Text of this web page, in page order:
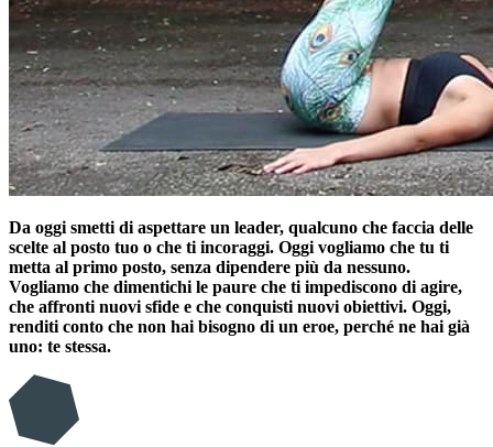
Da oggi smetti di aspettare un leader, qualcuno che faccia delle
scelte al posto tuo o che ti incoraggi. Oggi vogliamo che tu ti
metta al primo posto, senza dipendere più da nessuno.
Vogliamo che dimentichi le paure che ti impediscono di agire,
che affronti nuovi sfide e che conquisti nuovi obiettivi. Oggi,
renditi conto che non hai bisogno di un eroe, perché ne hai già
uno: te stessa.